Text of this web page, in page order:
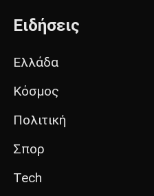
Ειδήσεις
Ελλάδα
Κόσμος
Πολιτική
Σπορ
Tech